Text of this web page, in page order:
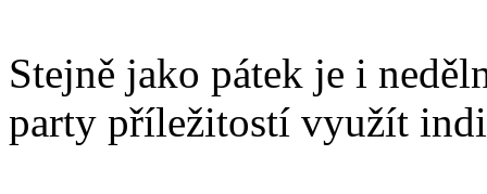
Stejně jako pátek je i
party příležitostí využít